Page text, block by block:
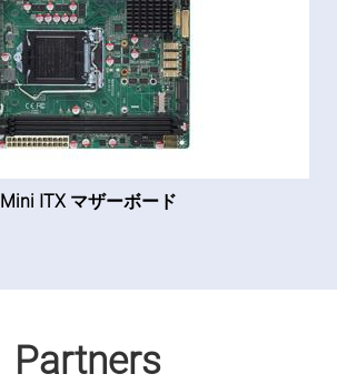
Mini ITX マザーボード
Partners